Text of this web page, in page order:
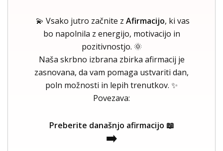
💫 Vsako jutro začnite z Afirmacijo, ki vas
bo napolnila z energijo, motivacijo in
pozitivnostjo. 🌞
Naša skrbno izbrana zbirka afirmacij je
zasnovana, da vam pomaga ustvariti dan,
poln možnosti in lepih trenutkov. ✨
Povezava:
Preberite današnjo afirmacijo 📖
➡️